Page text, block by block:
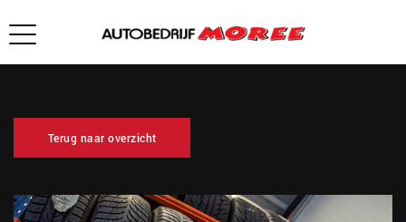
Terug naar overzicht